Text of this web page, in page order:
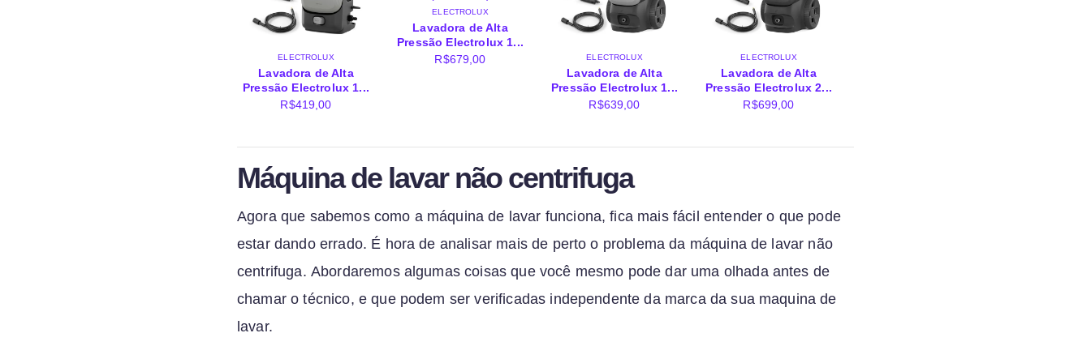
ELECTROLUX
Lavadora de Alta
Pressão Electrolux 1...
R$419,00
ELECTROLUX
Lavadora de Alta
Pressão Electrolux 1...
R$679,00 ELECTROLUX
Lavadora de Alta
Pressão Electrolux 1...
R$639,00
ELECTROLUX
Lavadora de Alta
Pressão Electrolux 2...
R$699,00
Máquina de lavar não centrifuga
Agora que sabemos como a máquina de lavar funciona, fica mais fácil entender o que pode
estar dando errado. É hora de analisar mais de perto o problema da máquina de lavar não
centrifuga. Abordaremos algumas coisas que você mesmo pode dar uma olhada antes de
chamar o técnico, e que podem ser verificadas independente da marca da sua maquina de
lavar.